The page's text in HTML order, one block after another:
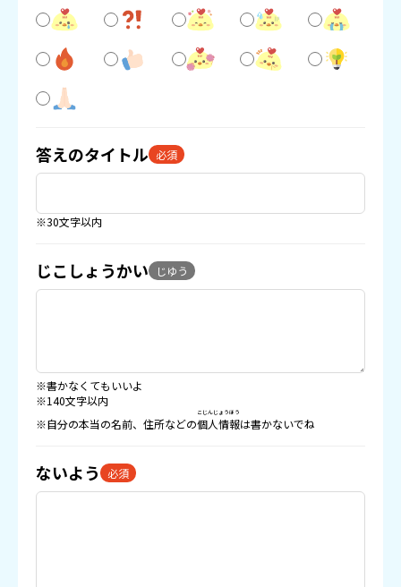
答えのタイトル 必須
※30文字以内
じこしょうかい じゆう
※書かなくてもいいよ
※140文字以内
※自分の本当の名前、住所などの個人情報
こじんじょうほう
は書かないでね
ないよう 必須